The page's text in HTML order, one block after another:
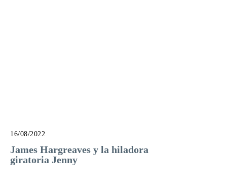
16/08/2022
James Hargreaves y la hiladora
giratoria Jenny